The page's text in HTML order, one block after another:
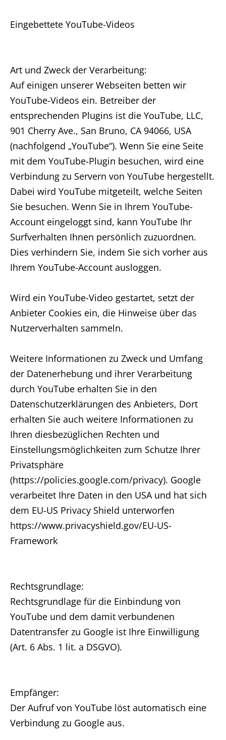
Eingebettete YouTube-Videos
Art und Zweck der Verarbeitung:
Auf einigen unserer Webseiten betten wir
YouTube-Videos ein. Betreiber der
entsprechenden Plugins ist die YouTube, LLC,
901 Cherry Ave., San Bruno, CA 94066, USA
(nachfolgend „YouTube“). Wenn Sie eine Seite
mit dem YouTube-Plugin besuchen, wird eine
Verbindung zu Servern von YouTube hergestellt.
Dabei wird YouTube mitgeteilt, welche Seiten
Sie besuchen. Wenn Sie in Ihrem YouTube-
Account eingeloggt sind, kann YouTube Ihr
Surfverhalten Ihnen persönlich zuzuordnen.
Dies verhindern Sie, indem Sie sich vorher aus
Ihrem YouTube-Account ausloggen.
Wird ein YouTube-Video gestartet, setzt der
Anbieter Cookies ein, die Hinweise über das
Nutzerverhalten sammeln.
Weitere Informationen zu Zweck und Umfang
der Datenerhebung und ihrer Verarbeitung
durch YouTube erhalten Sie in den
Datenschutzerklärungen des Anbieters, Dort
erhalten Sie auch weitere Informationen zu
Ihren diesbezüglichen Rechten und
Einstellungsmöglichkeiten zum Schutze Ihrer
Privatsphäre
(https://policies.google.com/privacy). Google
verarbeitet Ihre Daten in den USA und hat sich
dem EU-US Privacy Shield unterworfen
https://www.privacyshield.gov/EU-US-
Framework
Rechtsgrundlage:
Rechtsgrundlage für die Einbindung von
YouTube und dem damit verbundenen
Datentransfer zu Google ist Ihre Einwilligung
(Art. 6 Abs. 1 lit. a DSGVO).
Empfänger:
Der Aufruf von YouTube löst automatisch eine
Verbindung zu Google aus.